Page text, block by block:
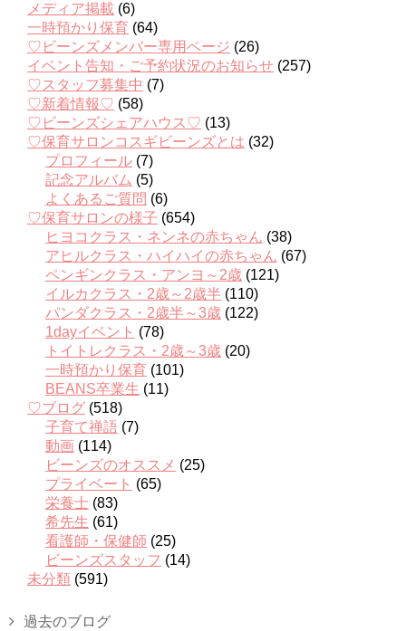
メディア掲載 (6)
一時預かり保育 (64)
♡ビーンズメンバー専用ページ (26)
イベント告知・ご予約状況のお知らせ (257)
♡スタッフ募集中 (7)
♡新着情報♡ (58)
♡ビーンズシェアハウス♡ (13)
♡保育サロンコスギビーンズとは (32)
プロフィール (7)
記念アルバム (5)
よくあるご質問 (6)
♡保育サロンの様子 (654)
ヒヨコクラス・ネンネの赤ちゃん (38)
アヒルクラス・ハイハイの赤ちゃん (67)
ペンギンクラス・アンヨ～2歳 (121)
イルカクラス・2歳～2歳半 (110)
パンダクラス・2歳半～3歳 (122)
1dayイベント (78)
トイトレクラス・2歳～3歳 (20)
一時預かり保育 (101)
BEANS卒業生 (11)
♡ブログ (518)
子育て禅語 (7)
動画 (114)
ビーンズのオススメ (25)
プライベート (65)
栄養士 (83)
希先生 (61)
看護師・保健師 (25)
ビーンズスタッフ (14)
未分類 (591)
過去のブログ